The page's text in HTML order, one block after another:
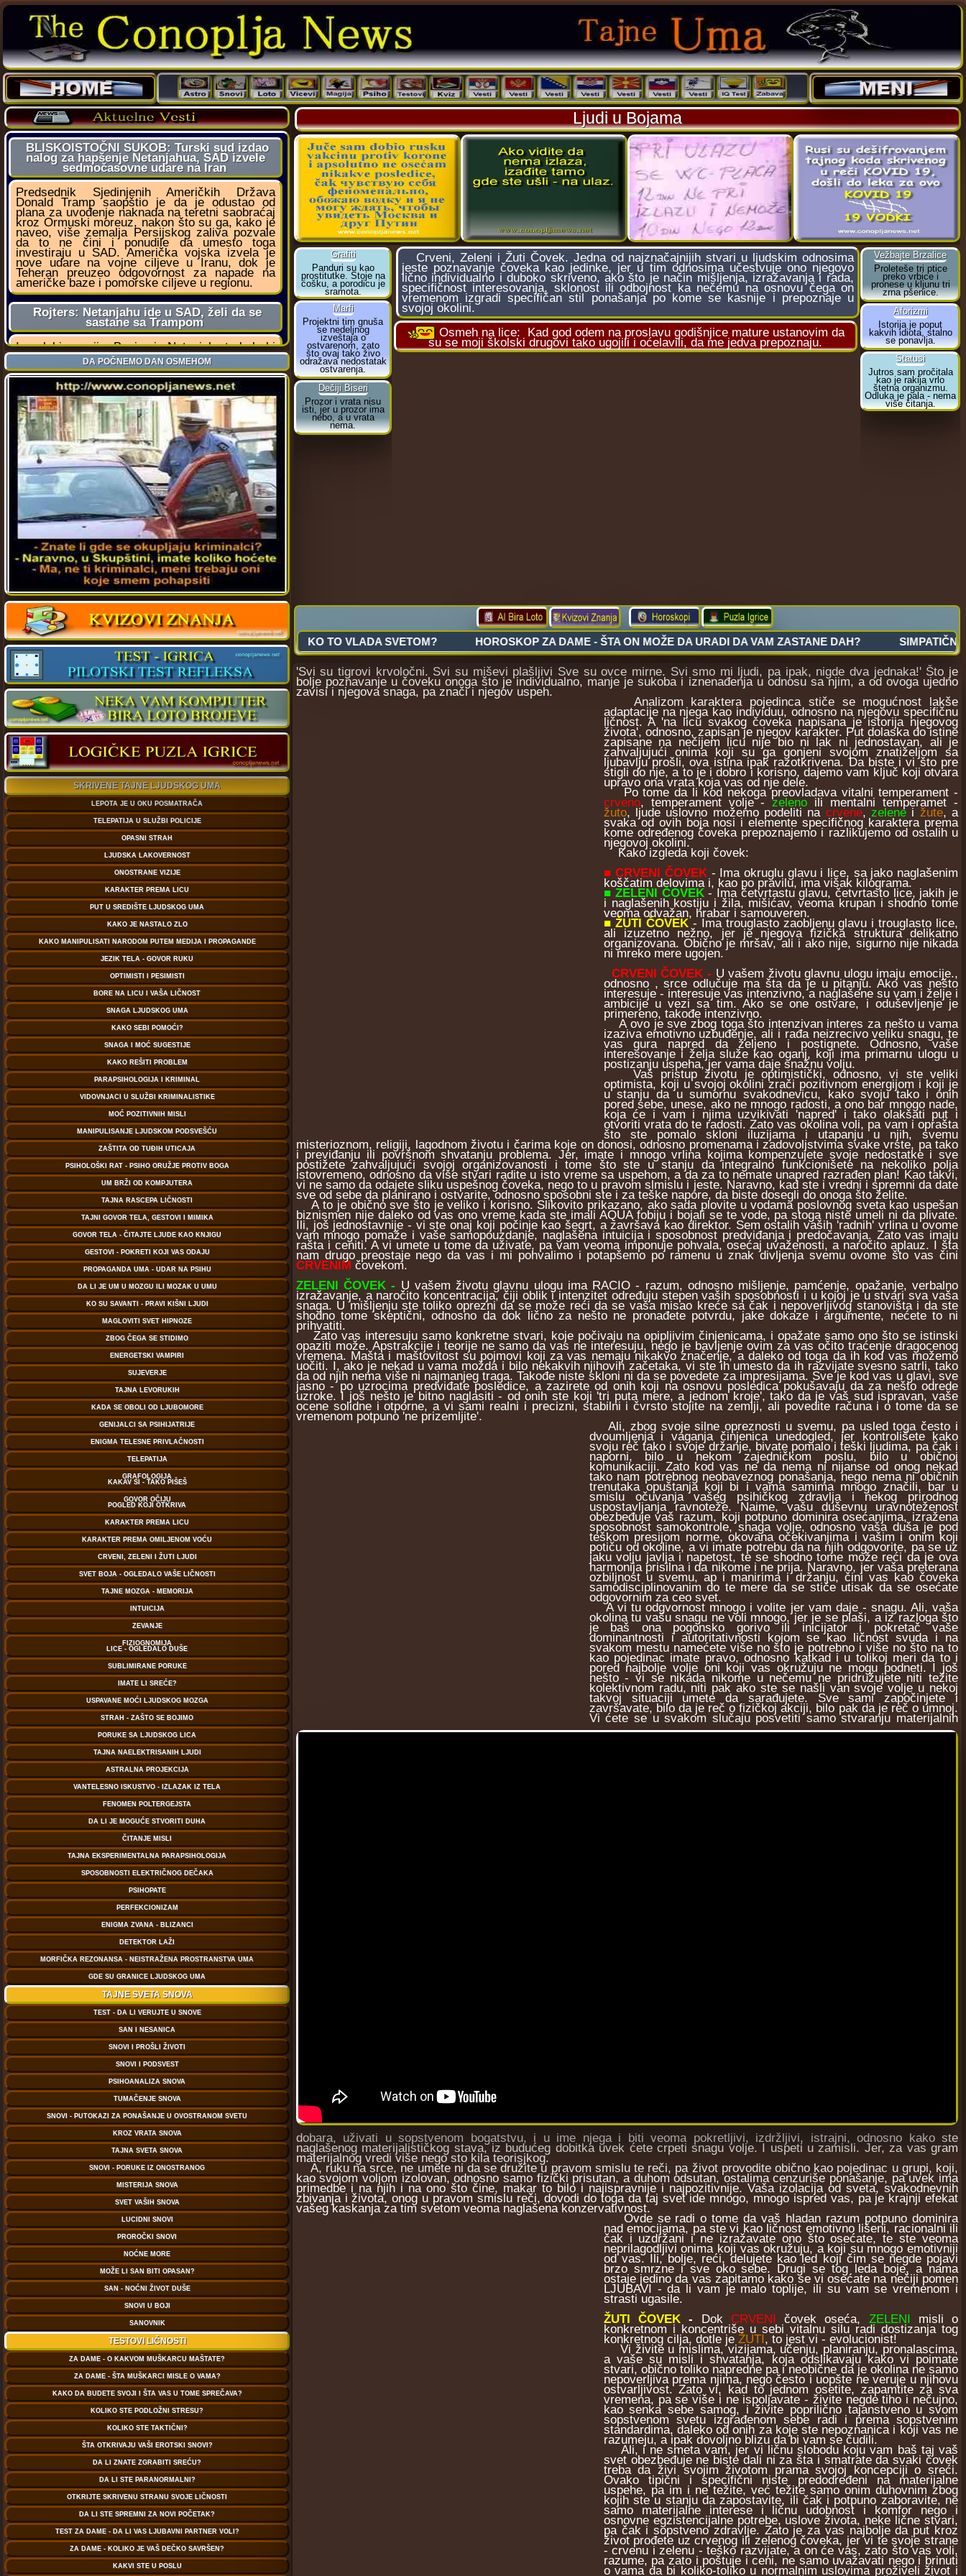
Ljudi u Bojama
Crveni, Zeleni i Žuti Čovek. Jedna od najznačajnijih stvari u ljudskim odnosima
jeste poznavanje čoveka kao jedinke, jer u tim odnosima učestvuje ono njegovo
lično individualno i duboko skriveno, ako što je način mišljenja, izražavanja i rada,
specifičnost interesovanja, sklonost ili odbojnost ka nečemu na osnovu čega on
vremenom izgradi specifičan stil ponašanja po kome se kasnije i prepoznaje u
svojoj okolini.
Osmeh na lice: Kad god odem na proslavu godišnjice mature ustanovim da
su se moji školski drugovi tako ugojili i oćelavili, da me jedva prepoznaju.
'Svi su tigrovi krvoločni. Svi su miševi plašljivi Sve su ovce mirne. Svi smo mi ljudi, pa ipak, nigde dva jednaka!' Što je
bolje poznavanje u čoveku onoga što je individualno, manje je sukoba i iznenađenja u odnosu sa njim, a od ovoga ujedno
zavisi i njegova snaga, pa znači i njegov uspeh.
Analizom karaktera pojedinca stiče se mogućnost lakše
adaptacije na njega kao individuu, odnosno na njegovu specifičnu
ličnost. A 'na licu svakog čoveka napisana je istorija njegovog
života', odnosno, zapisan je njegov karakter. Put dolaska do istine
zapisane na nečijem licu nije bio ni lak ni jednostavan, ali je
zahvaljujući onima koji su ga gonjeni svojom znatiželjom sa
ljubavlju prošli, ova istina ipak razotkrivena. Da biste i vi što pre
stigli do nje, a to je i dobro i korisno, dajemo vam ključ koji otvara
upravo ona vrata koja vas od nje dele.
Po tome da li kod nekoga preovladava vitalni temperament -
crveno, temperament volje -zeleno ili mentalni temperamet -
žuto, ljude uslovno možemo podeliti na crvene, zelene i žute, a
svaka od ovih boja nosi i elemente specifičnog karaktera prema
kome određenog čoveka prepoznajemo i razlikujemo od ostalih u
njegovoj okolini.
Kako izgleda koji čovek:
■ CRVENI ČOVEK- Ima okruglu glavu i lice, sa jako naglašenim
koščatim delovima i, kao po pravilu, ima višak kilograma.
■ ZELENI ČOVEK- Ima četvrtastu glavu, četvrtasto lice, jakih je
i naglašenih kostiju i žila, mišićav, veoma krupan i shodno tome
veoma odvažan, hrabar i samouveren.
■ ŽUTI ČOVEK - Ima trouglasto zaobljenu glavu i trouglasto lice,
ali izuzetno nežno, jer je njegova fizička struktura delikatno
organizovana. Obično je mršav, ali i ako nije, sigurno nije nikada
ni mreko mere ugojen.
CRVENI ČOVEK - U vašem životu glavnu ulogu imaju emocije.,
odnosno , srce odlučuje ma šta da je u pitanju. Ako vas nešto
interesuje - interesuje vas intenzivno, a naglašene su vam i želje i
ambicije u vezi sa tim. Ako se one ostvare, i oduševljenje je
primereno, takođe intenzivno.
A ovo je sve zbog toga što intenzivan interes za nešto u vama
izaziva emotivno uzbuđenje, ali i rađa neizrecivo veliku snagu, te
vas gura napred da željeno i postignete. Odnosno, vaše
interesovanje i želja služe kao oganj, koji ima primarnu ulogu u
postizanju uspeha, jer vama daje snažnu volju.
Vaš pristup životu je optimistički, odnosno, vi ste veliki
optimista, koji u svojoj okolini zrači pozitivnom energijom i koji je
u stanju da u sumornu svakodnevicu, kako svoju tako i onih
pored sebe, unese, ako ne mnogo radosti, a ono bar mnogo nade,
koja će i vam i njima uzvikivati 'napred' i tako olakšati put i
otvoriti vrata do te radosti. Zato vas okolina voli, pa vam i oprašta
što ste pomalo skloni iluzijama i utapanju u njih, svemu
misterioznom, religiji, lagodnom životu i čarima koje on donosi, odnosno promenama i zadovoljstvima svake vrste, pa tako
i previđanju ili površnom shvatanju problema. Jer, imate i mnogo vrlina kojima kompenzujete svoje nedostatke i sve
postižete zahvaljujući svojoj organizovanosti i tome što ste u stanju da integralno funkcionišete na nekoliko polja
istovremeno, odnosno da više stvari radite u isto vreme sa uspehom, a da za to nemate unapred razrađen plan! Kao takvi,
vi ne samo da odajete sliku uspešnog čoveka, nego to u pravom slmislu i jeste. Naravno, kad ste i vredni i spremni da date
sve od sebe da planirano i ostvarite, odnosno sposobni ste i za teške napore, da biste dosegli do onoga što želite.
A to je obično sve što je veliko i korisno. Slikovito prikazano, ako sada plovite u vodama poslovnog sveta kao uspešan
biznismen nije daleko od vas ono vreme kada ste imali AQUA fobiju i bojali se te vode, pa stoga niste umeli ni da plivate.
Ili, još jednostavnije - vi ste onaj koji počinje kao šegrt, a završava kao direktor. Sem ostalih vaših 'radnih' vrlina u ovome
vam mnogo pomaže i vaše samopouzdanje, naglašena intuicija i sposobnost predviđanja i predočavanja. Zato vas imaju
rašta i ceniti. A vi umete u tome da uživate, pa vam veoma imponuje pohvala, osećaj uvaženosti, a naročito aplauz. I šta
nam drugo preostaje nego da vas i mi pohvalimo i potapšemo po ramenu u znak divljenja svemu ovome što vas čini
CRVENIM čovekom.
ZELENI ČOVEK - U vašem životu glavnu ulogu ima RACIO - razum, odnosno mišljenje, pamćenje, opažanje, verbalno
izražavanje, a naročito koncentracija, čiji oblik i intenzitet određuju stepen vaših sposobnosti i u kojoj je u stvari sva vaša
snaga. U mišljenju ste toliko oprezni da se može reći da se vaša misao kreće sa čak i nepoverljivog stanovišta i da ste
shodno tome skeptični, odnosno da dok lično za nešto ne pronađete potvrdu, jake dokaze i argumente, nećete to ni
prihvatiti.
Zato vas interesuju samo konkretne stvari, koje počivaju na opipljivim činjenicama, i opažate samo ono što se istinski
opaziti može. Apstrakcije i teorije ne samo da vas ne interesuju, nego je bavljenje ovim za vas očito traćenje dragocenog
vremena. Mašta i maštovitost su pojmovi koji za vas nemaju nikakvo značenje, a daleko od toga da ih kod vas možemo
uočiti. I, ako je nekad u vama možda i bilo nekakvih njihovih začetaka, vi ste ih umesto da ih razvijate svesno satrli, tako
da od njih nema više ni najmanjeg traga. Takođe niste skloni ni da se povedete za impresijama. Sve je kod vas u glavi, sve
jasno - po uzrocima predviđate posledice, a zazirete od onih koji na osnovu posledica pokušavaju da za nešto odrede
uzroke. I još nešto je bitno naglasiti - od onih ste koji 'tri puta mere, a jednom kroje', tako da je vaš sud ispravan, vaše
ocene solidne i otporne, a vi sami realni i precizni, stabilni i čvrsto stojite na zemlji, ali povedite računa i o tome da se
vremenom potpuno 'ne prizemljite'.
Ali, zbog svoje silne opreznosti u svemu, pa usled toga često i
dvoumljenja i vaganja činjenica unedogled, jer kontrolišete kako
svoju reč tako i svoje držanje, bivate pomalo i teški ljudima, pa čak i
naporni, bilo u nekom zajedničkom poslu, bilo u običnoj
komunikaciji. Zato kod vas ne da nema ni nijanse od onog nekad
tako nam potrebnog neobaveznog ponašanja, nego nema ni običnih
trenutaka opuštanja koji bi i vama samima mnogo značili, bar u
smislu očuvanja vašeg psihičkog zdravlja i nekog prirodnog
uspostavljanja ravnoteže. Naime, vašu duševnu uravnoteženost
obezbeđuje vaš razum, koji potpuno dominira osećanjima, izražena
sposobnost samokontrole, snaga volje, odnosno vaša duša je pod
teškom presijom norme, okovana očekivanjima i vašim i onim koji
potiču od okoline, a vi imate potrebu da na njih odgovorite, pa se uz
jaku volju javlja i napetost, te se shodno tome može reći da je ova
harmonija prisilna i da nikome i ne prija. Naravno, jer vaša preterana
ozbiljnost u svemu, ap i manirima i držanju, čini vas kao čoveka
samodisciplinovanim do te mere da se stiče utisak da se osećate
odgovornim za ceo svet.
A vi tu odgvornost mnogo i volite jer vam daje - snagu. Ali, vaša
okolina tu vašu snagu ne voli mnogo, jer je se plaši, a iz razloga što
je baš ona pogonsko gorivo ili inicijator i pokretač vaše
dominantnosti i autoritativnosti kojom se kao ličnost svuda i na
svakom mestu namećete više no što je potrebno i više no što na to
kao pojedinac imate pravo, odnosno katkad i u tolikoj meri da to i
pored najbolje volje oni koji vas okružuju ne mogu podneti. I još
nešto - vi se nikada nikome u nečemu ne pridružujete niti težite
kolektivnom radu, niti pak ako ste se našli van svoje volje u nekoj
takvoj situaciji umete da sarađujete. Sve sami započinjete i
završavate, bilo da je reč o fizičkoj akciji, bilo pak da je reč o umnoj.
Vi ćete se u svakom slučaju posvetiti samo stvaranju materijalnih
dobara, uživati u sopstvenom bogatstvu, i u ime njega i biti veoma pokretljivi, izdržljivi, istrajni, odnosno kako ste
naglašenog materijalističkog stava, iz budućeg dobitka uvek ćete crpeti snagu volje. I uspeti u zamisli. Jer, za vas gram
materijalnog vredi više nego sto kila teorisjkog.
A, ruku na srce, ne umete ni da se družite u pravom smislu te reči, pa život provodite obično kao pojedinac u grupi, koji,
kao svojom voljom izolovan, odnosno samo fizički prisutan, a duhom odsutan, ostalima cenzuriše ponašanje, pa uvek ima
primedbe i na njih i na ono što čine, makar to bilo i najispravnije i najpozitivnije. Vaša izolacija od sveta, svakodnevnih
zbivanja i života, onog u pravom smislu reči, dovodi do toga da taj svet ide mnogo, mnogo ispred vas, pa je krajnji efekat
vašeg kaskanja za tim svetom veoma naglašena konzervativnost.
Ovde se radi o tome da vaš hladan razum potpuno dominira
nad emocijama, pa ste vi kao ličnost emotivno lišeni, racionalni ili
čak i uzdržani i ne izražavate ono što osećate, te ste veoma
neprilagodljivi onima koji vas okružuju, a koji su mnogo emotivniji
od vas. Ili, bolje, reći, delujete kao led koji čim se negde pojavi
brzo smrzne i sve oko sebe. Drugi se tog leda boje, a nama
ostaje jedino da vas zapitamo kako se vi osećate na nečiji pomen
LJUBAVI - da li vam je malo toplije, ili su vam se vremenom i
strasti ugasile.
ŽUTI ČOVEK - Dok CRVENI čovek oseća, ZELENI misli o
konkretnom i koncentriše u sebi vitalnu silu radi dostizanja tog
konkretnog cilja, dotle je ŽUTI , to jest vi - evolucionist!
Vi živite u mislima, vizijama, učenju, planiranju, pronalascima,
a vaše su misli i shvatanja, koja odslikavaju kako vi poimate
stvari, obično toliko napredne pa i neobične da je okolina ne samo
nepoverljiva prema njima, nego često i uopšte ne veruje u njihovu
ostvarljivost. Zato vi, kad to jednom osetite, zapamtite za sva
vremena, pa se više i ne ispoljavate - živite negde tiho i nečujno,
kao senka sebe samog, i živite poprilično tajanstveno u svom
sopstvenom svetu izgrađenom sebe radi i prema sopstvenim
standardima, daleko od onih za koje ste nepoznanica i koji vas ne
razumeju, a ipak dovoljno blizu da bi vam se čudili.
Ali, i ne smeta vam, jer vi ličnu slobodu koju vam baš taj vaš
svet obezbeđuje ne biste dali ni za šta i smatrate da svaki čovek
treba da živi svojim životom prama svojoj koncepciji o sreći.
Ovako tipični i specifični niste predodređeni na materijalne
uspehe, pa im i ne težite, već težite samo onim duhovnim zbog
kojih ste u stanju da zapostavite, ili čak i potpuno zaboravite, ne
samo materijalne interese i ličnu udobnost i komfor nego i
osnovne egzistencijalne potrebe, uslove života, neke lične stvari,
pa čak i sopstveno zdravlje. Zato je za vas najbolje da put kroz
život prođete uz crvenog ili zelenog čoveka, jer vi te svoje strane
- crvenu i zelenu - teško razvijate, a on će vas, zato što vas voli,
razume, pa zato i poštuje i ceni, ne samo uvažavati nego i brinuti
o vama da bi koliko-toliko u normalnim uslovima proživeli život i